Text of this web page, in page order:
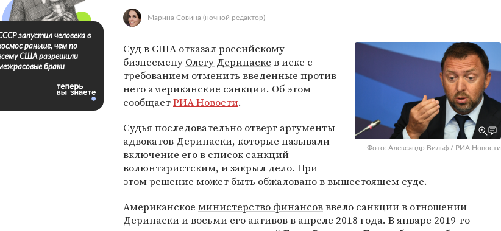
Марина Совина (ночной редактор)
Фото: Александр Вильф / РИА Новости
Суд в США отказал российскому
бизнесмену Олегу Дерипаске в иске с
требованием отменить введенные против
него американские санкции. Об этом
сообщаетРИА Новости.
Судья последовательно отверг аргументы
адвокатов Дерипаски, которые называли
включение его в список санкций
волюнтаристским, и закрыл дело. При
этом решение может быть обжаловано в вышестоящем суде.
Американское министерство финансовввело санкции в отношении
Дерипаски и восьми его активов в апреле 2018 года. В январе 2019-го
запустил человека в
раньше, чем по
США разрешили
браки